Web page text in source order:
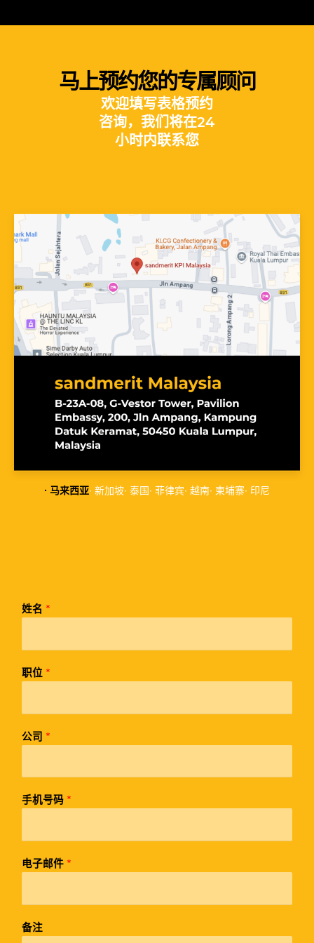
马上预约您的专属顾问
欢迎填写表格预约
咨询，我们将在24
小时内联系您
∙ 马来西亚∙ 新加坡∙ 泰国∙ 菲律宾∙ 越南∙ 柬埔寨∙ 印尼
姓名 *
职位 *
公司 *
手机号码 *
电子邮件 *
备注